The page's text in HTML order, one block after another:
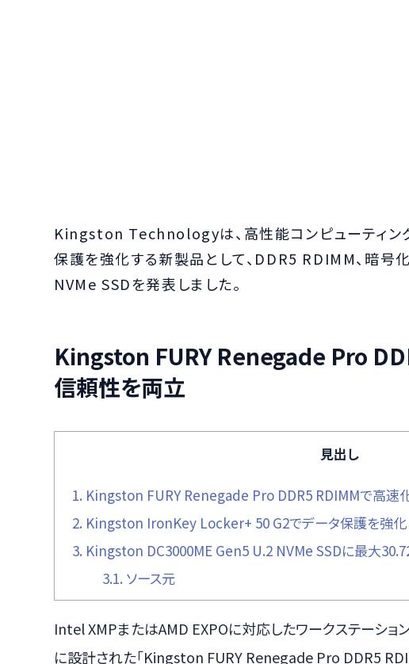
Kingston Technologyは、高性能コンピューティング
保護を強化する新製品として、DDR5 RDIMM、暗号
NVMe SSDを発表しました。
Kingston FURY Renegade Pro
信頼性を両立
見出し
1. Kingston FURY Renegade Pro DDR5 RDIMMで高速
2. Kingston IronKey Locker+ 50 G2でデータ保護を強化
3. Kingston DC3000ME Gen5 U.2 NVMe SSDに最大
3.1. ソース元
Intel XMPまたはAMD EXPOに対応したワークステーショ
に設計された「Kingston FURY Renegade Pro DDR5